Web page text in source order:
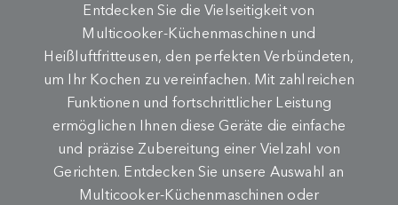
Entdecken Sie die Vielseitigkeit von
Multicooker-Küchenmaschinen und
Heißluftfritteusen, den perfekten Verbündeten,
um Ihr Kochen zu vereinfachen. Mit zahlreichen
Funktionen und fortschrittlicher Leistung
ermöglichen Ihnen diese Geräte die einfache
und präzise Zubereitung einer Vielzahl von
Gerichten. Entdecken Sie unsere Auswahl an
Multicooker-Küchenmaschinen oder